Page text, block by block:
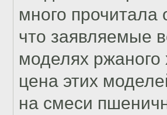
много
что заявляемые
моделях ржаного
цена этих
на смеси